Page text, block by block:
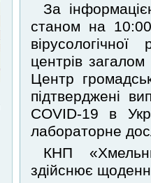
За
станом на
центрів
Центр
підтверджені
COVID-19 в
лабораторне
КНП
здійснює